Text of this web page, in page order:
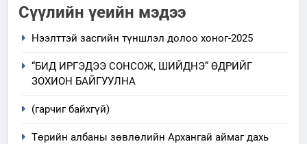
Сүүлийн үеийн мэдээ
Нээлттэй засгийн түншлэл долоо хоног-2025
“БИД ИРГЭДЭЭ СОНСОЖ, ШИЙДНЭ” ӨДРИЙГ
ЗОХИОН БАЙГУУЛНА
(гарчиг байхгүй)
Төрийн албаны зөвлөлийн Архангай аймаг дахь